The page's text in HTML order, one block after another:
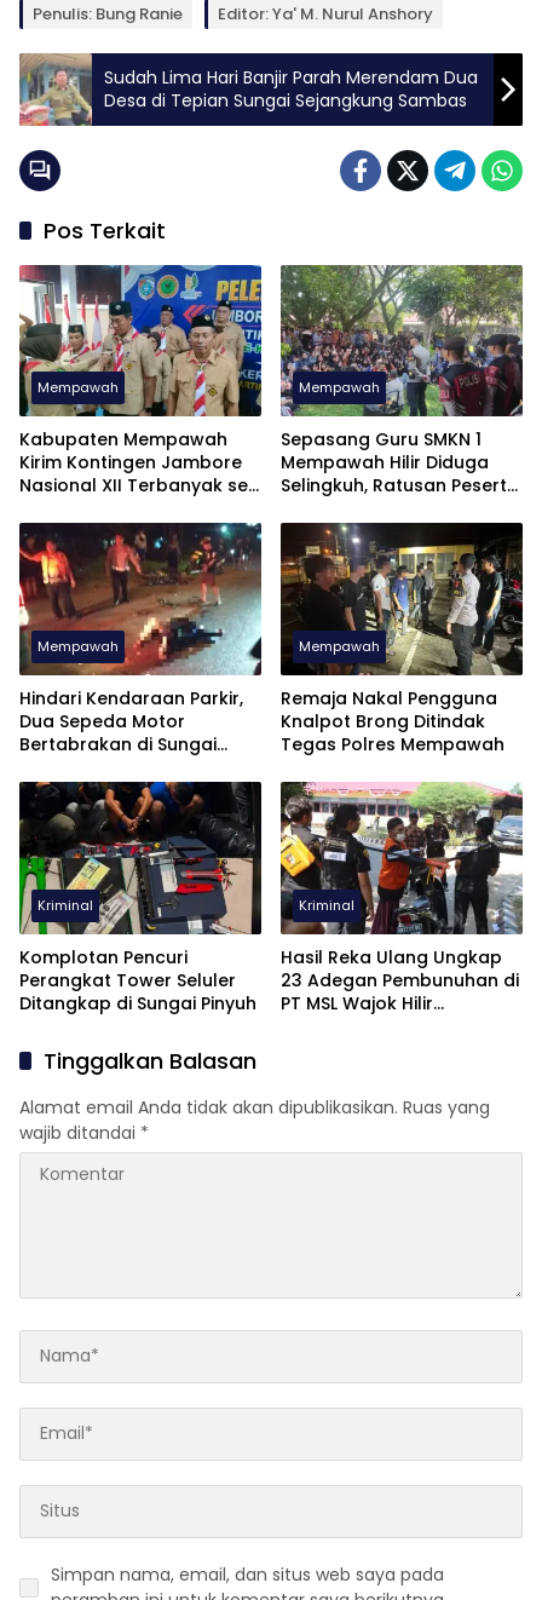
Penulis: Bung Ranie Editor: Ya' M. Nurul Anshory
Sudah Lima Hari Banjir Parah Merendam Dua
Desa di Tepian Sungai Sejangkung Sambas
Pos Terkait
Mempawah
Kabupaten Mempawah
Kirim Kontingen Jambore
Nasional XII Terbanyak se
Mempawah
Sepasang Guru SMKN 1
Mempawah Hilir Diduga
Selingkuh, Ratusan Peserta
Mempawah
Hindari Kendaraan Parkir,
Dua Sepeda Motor
Bertabrakan di Sungai
Mempawah
Remaja Nakal Pengguna
Knalpot Brong Ditindak
Tegas Polres Mempawah
Kriminal
Komplotan Pencuri
Perangkat Tower Seluler
Ditangkap di Sungai Pinyuh
Kriminal
Hasil Reka Ulang Ungkap
23 Adegan Pembunuhan di
PT MSL Wajok Hilir
Tinggalkan Balasan
Alamat email Anda tidak akan dipublikasikan. Ruas yang
wajib ditandai *
Simpan nama, email, dan situs web saya pada